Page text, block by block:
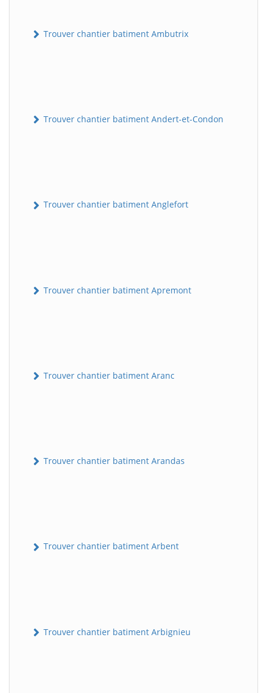
Trouver chantier batiment Ambutrix
Trouver chantier batiment Andert-et-Condon
Trouver chantier batiment Anglefort
Trouver chantier batiment Apremont
Trouver chantier batiment Aranc
Trouver chantier batiment Arandas
Trouver chantier batiment Arbent
Trouver chantier batiment Arbignieu